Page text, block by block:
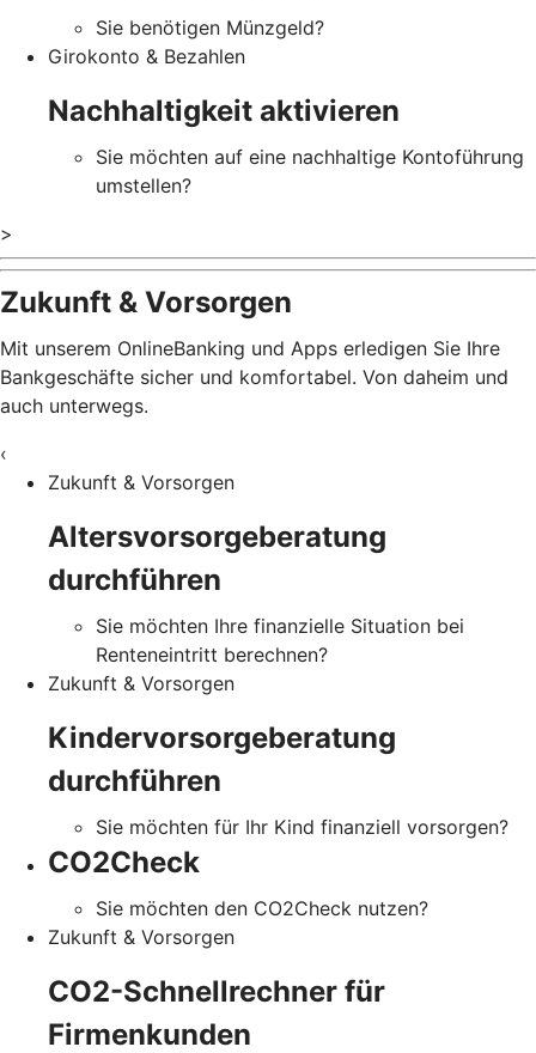
Sie benötigen Münzgeld?
Girokonto & Bezahlen
Nachhaltigkeit aktivieren
Sie möchten auf eine nachhaltige Kontoführung
umstellen?
>
Zukunft & Vorsorgen
Mit unserem OnlineBanking und Apps erledigen Sie Ihre
Bankgeschäfte sicher und komfortabel. Von daheim und
auch unterwegs.
‹
Zukunft & Vorsorgen
Altersvorsorgeberatung
durchführen
Sie möchten Ihre finanzielle Situation bei
Renteneintritt berechnen?
Zukunft & Vorsorgen
Kindervorsorgeberatung
durchführen
Sie möchten für Ihr Kind finanziell vorsorgen?
CO2Check
Sie möchten den CO2Check nutzen?
Zukunft & Vorsorgen
CO2-Schnellrechner für
Firmenkunden